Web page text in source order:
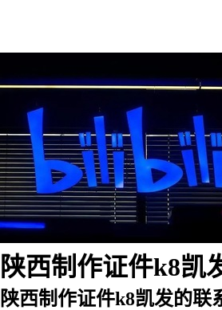
陕西制作证件k8凯
陕西制作证件k8凯发的